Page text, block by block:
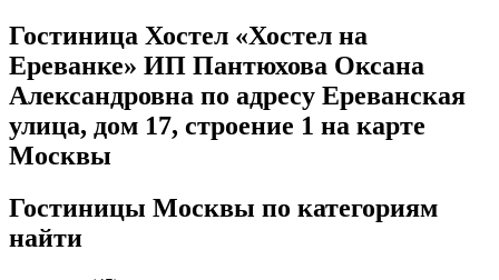
Гостиница Хостел «Хостел на
Ереванке» ИП Пантюхова Оксана
Александровна по адресу Ереванская
улица, дом 17, строение 1 на карте
Москвы
Гостиницы Москвы по категориям
найти